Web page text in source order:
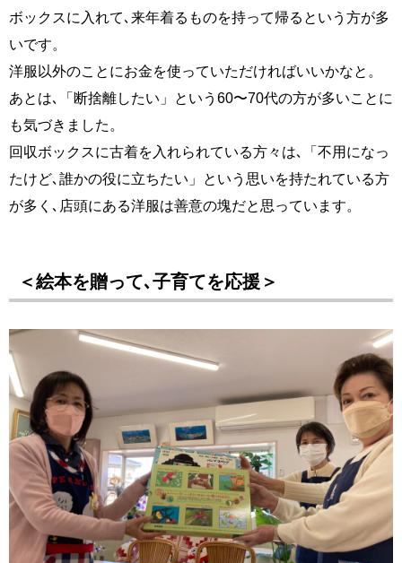
ボックスに入れて､来年着るものを持って帰るという方が多
いです。
洋服以外のことにお金を使っていただければいいかなと。
あとは､「断捨離したい」という60〜70代の方が多いことに
も気づきました。
回収ボックスに古着を入れられている方々は､「不用になっ
たけど､誰かの役に立ちたい」という思いを持たれている方
が多く､店頭にある洋服は善意の塊だと思っています。
＜絵本を贈って､子育てを応援＞